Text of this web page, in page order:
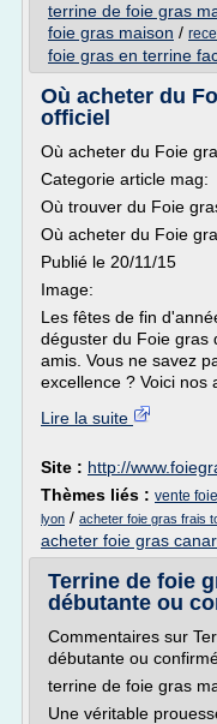
terrine de foie gras
foie gras maison /
foie gras en terrine
Où acheter du
officiel
Où acheter du Foie
Categorie article mag:
Où trouver du Foie
Où acheter du Foie
Publié le 20/11/15
Image:
Les fêtes de fin
déguster du Foie gras
amis. Vous ne savez
excellence ? Voici nos
Lire la suite
Site : http://
Thèmes liés : vente
lyon / acheter foie gras frais
acheter foie gras
Terrine de foie
débutante ou
Commentaires sur
débutante ou
terrine de foie gras
Une véritable